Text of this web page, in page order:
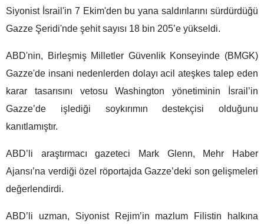
Siyonist İsrail'in 7 Ekim'den bu yana saldırılarını sürdürdüğü
Gazze Şeridi'nde şehit sayısı 18 bin 205’e yükseldi.
ABD'nin, Birleşmiş Milletler Güvenlik Konseyinde (BMGK)
Gazze'de insani nedenlerden dolayı acil ateşkes talep eden
karar tasarısını vetosu Washington yönetiminin İsrail’in
Gazze’de işlediği soykırımın destekçisi olduğunu
kanıtlamıştır.
ABD’li araştırmacı gazeteci Mark Glenn, Mehr Haber
Ajansı’na verdiği özel röportajda Gazze’deki son gelişmeleri
değerlendirdi.
ABD’li uzman, Siyonist Rejim’in mazlum Filistin halkına